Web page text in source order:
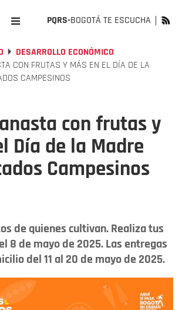
PQRS-BOGOTÁ TE ESCUCHA
DESARROLLO ECONÓMICO
CON FRUTAS Y MÁS EN EL DÍA DE LA
CAMPESINOS
con frutas y
Día de la Madre
Campesinos
de quienes cultivan. Realiza tus
8 de mayo de 2025. Las entregas
del 11 al 20 de mayo de 2025.